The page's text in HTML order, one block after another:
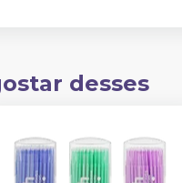
desses